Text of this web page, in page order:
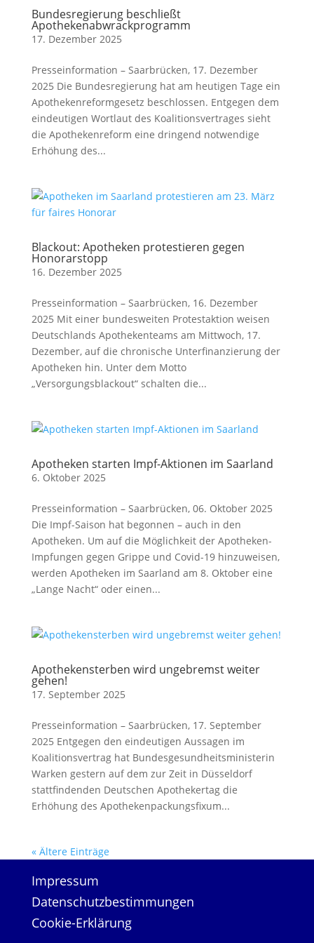
Bundesregierung beschließt
Apothekenabwrackprogramm
17. Dezember 2025
Presseinformation – Saarbrücken, 17. Dezember
2025 Die Bundesregierung hat am heutigen Tage ein
Apothekenreformgesetz beschlossen. Entgegen dem
eindeutigen Wortlaut des Koalitionsvertrages sieht
die Apothekenreform eine dringend notwendige
Erhöhung des...
Blackout: Apotheken protestieren gegen
Honorarstopp
16. Dezember 2025
Presseinformation – Saarbrücken, 16. Dezember
2025 Mit einer bundesweiten Protestaktion weisen
Deutschlands Apothekenteams am Mittwoch, 17.
Dezember, auf die chronische Unterfinanzierung der
Apotheken hin. Unter dem Motto
„Versorgungsblackout“ schalten die...
Apotheken starten Impf-Aktionen im Saarland
6. Oktober 2025
Presseinformation – Saarbrücken, 06. Oktober 2025
Die Impf-Saison hat begonnen – auch in den
Apotheken. Um auf die Möglichkeit der Apotheken-
Impfungen gegen Grippe und Covid-19 hinzuweisen,
werden Apotheken im Saarland am 8. Oktober eine
„Lange Nacht“ oder einen...
Apothekensterben wird ungebremst weiter
gehen!
17. September 2025
Presseinformation – Saarbrücken, 17. September
2025 Entgegen den eindeutigen Aussagen im
Koalitionsvertrag hat Bundesgesundheitsministerin
Warken gestern auf dem zur Zeit in Düsseldorf
stattfindenden Deutschen Apothekertag die
Erhöhung des Apothekenpackungsfixum...
« Ältere Einträge
Impressum
Datenschutzbestimmungen
Cookie-Erklärung